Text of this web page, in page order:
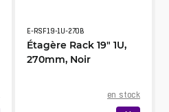
E-RSF19-1U-270B
Étagère Rack 19" 1U,
270mm, Noir
en stock